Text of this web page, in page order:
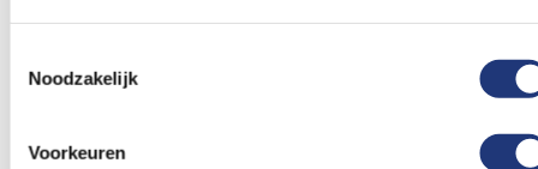
Noodzakelijk
Voorkeuren
Wimpel Limburg